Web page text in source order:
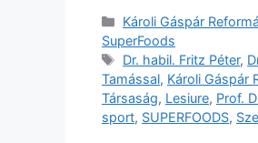
Károli Gáspár
SuperFoods
Dr. habil. Fritz Péter,
Tamással, Károli Gáspár
Társaság, Lesiure, Prof.
sport, SUPERFOODS,